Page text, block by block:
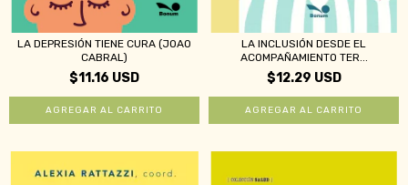
LA DEPRESIÓN TIENE CURA (JOAO
CABRAL)
$11.16 USD
LA INCLUSIÓN DESDE EL
ACOMPAÑAMIENTO TER...
$12.29 USD